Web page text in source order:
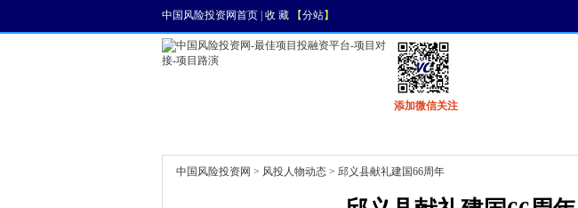
中国风险投资网首页 收 藏 【分站】
添加微信关注
中国风险投资网 > 风投人物动态 > 邱义县献礼建国66周年